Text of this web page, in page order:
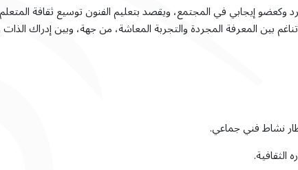
إيجابي في المجتمع، ويقصد بتعليم الفنون توسيع ثقافة المتعلم
بين المعرفة المجردة والتجربة المعاشة، من جهة، وبين إدراك
الثقافية.